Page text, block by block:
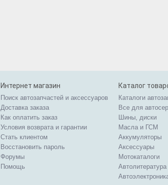
Интернет магазин
Поиск автозапчастей и аксессуаров
Доставка заказа
Как оплатить заказ
Условия возврата и гарантии
Стать клиентом
Восстановить пароль
Форумы
Помощь
Каталог
Каталоги
Все для
Шины, диски
Масла и ГСМ
Аккумуляторы
Аксессуары
Мотокаталоги
Автолитература